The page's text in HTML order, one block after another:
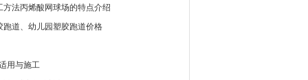
方法丙烯酸网球场的特点介绍
跑道、幼儿园塑胶跑道价格
用与施工